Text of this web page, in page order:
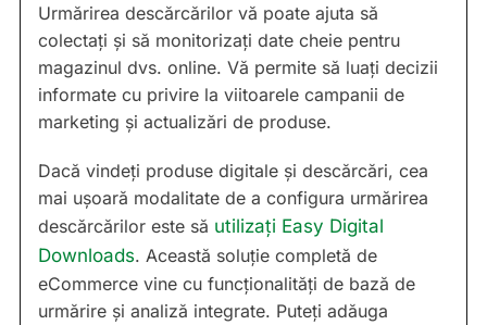
Urmărirea descărcărilor vă poate ajuta să
colectați și să monitorizați date cheie pentru
magazinul dvs. online. Vă permite să luați decizii
informate cu privire la viitoarele campanii de
marketing și actualizări de produse.
Dacă vindeți produse digitale și descărcări, cea
mai ușoară modalitate de a configura urmărirea
descărcărilor este să utilizați Easy Digital
Downloads. Această soluție completă de
eCommerce vine cu funcționalități de bază de
urmărire și analiză integrate. Puteți adăuga